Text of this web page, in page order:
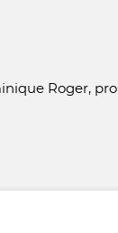
Roger,